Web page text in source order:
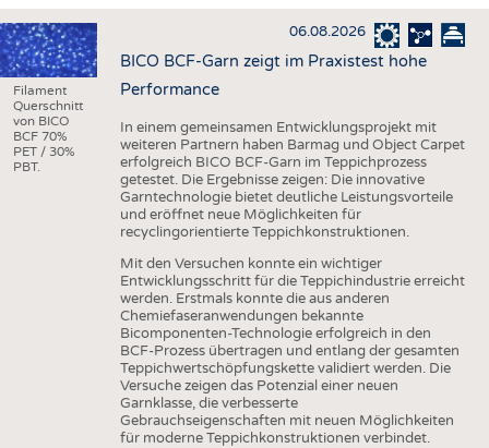
HAUS- UND HEIMTEXTILIEN
BEKLEIDUNG
TESTS
BUSINESS
UNTERNEHMEN
AUSSCHREIBUNGEN
DTV AUSSCHREIBUNGSDIENST
STATISTICS
ADRESSEN & LINKS
PUBLIKATIONEN
BRANCHENTERMINE
Filament
Querschnitt
von BICO
BCF 70%
PET / 30%
PBT.
06.08.2026
BICO BCF-Garn zeigt im Praxistest hohe
Performance
In einem gemeinsamen Entwicklungsprojekt mit
weiteren Partnern haben Barmag und Object Carpet
erfolgreich BICO BCF-Garn im Teppichprozess
getestet. Die Ergebnisse zeigen: Die innovative
Garntechnologie bietet deutliche Leistungsvorteile
und eröffnet neue Möglichkeiten für
recyclingorientierte Teppichkonstruktionen.
Mit den Versuchen konnte ein wichtiger
Entwicklungsschritt für die Teppichindustrie erreicht
werden. Erstmals konnte die aus anderen
Chemiefaseranwendungen bekannte
Bicomponenten-Technologie erfolgreich in den
BCF-Prozess übertragen und entlang der gesamten
Teppichwertschöpfungskette validiert werden. Die
Versuche zeigen das Potenzial einer neuen
Garnklasse, die verbesserte
Gebrauchseigenschaften mit neuen Möglichkeiten
für moderne Teppichkonstruktionen verbindet.